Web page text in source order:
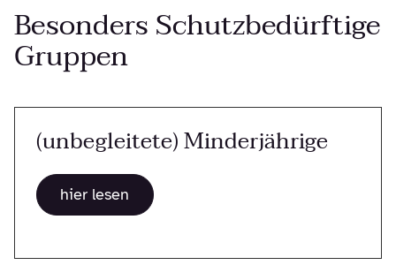
Besonders Schutzbedürftige
Gruppen
(unbegleitete) Minderjährige
hier lesen